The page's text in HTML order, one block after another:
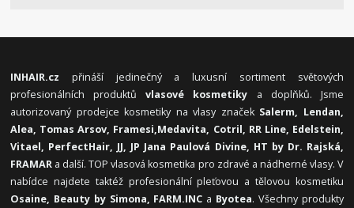
INHAIR.cz přináší jedinečný a luxusní sortiment světových
profesionálních produktůvlasové kosmetiky a doplňků. Jsme
autorizovaný prodejce kosmetiky na vlasy značek Salerm, Lendan,
Alea, Tomas Arsov, Framesi,Medavita, Cotril, RR Line, Edelstein,
Vitael, PerfectHair, JJ, JP Jana Paulová Divine, HT by Dr. Rajská,
FRAMAR a další. TOP vlasová kosmetika pro zdravé a nádherné vlasy. V
nabídce najdete taktéž profesionální pleťovou a tělovou kosmetiku
Osaine, Beauty by Simona, FARM.INC a Byotea. Všechny produkty